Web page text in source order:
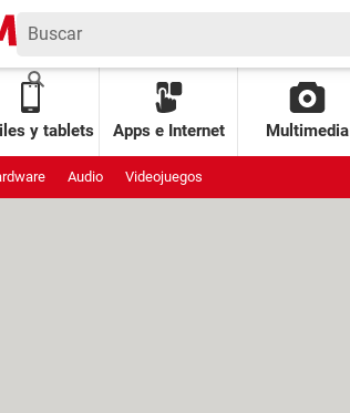
y tablets Apps e Internet Multimedia
Audio Videojuegos